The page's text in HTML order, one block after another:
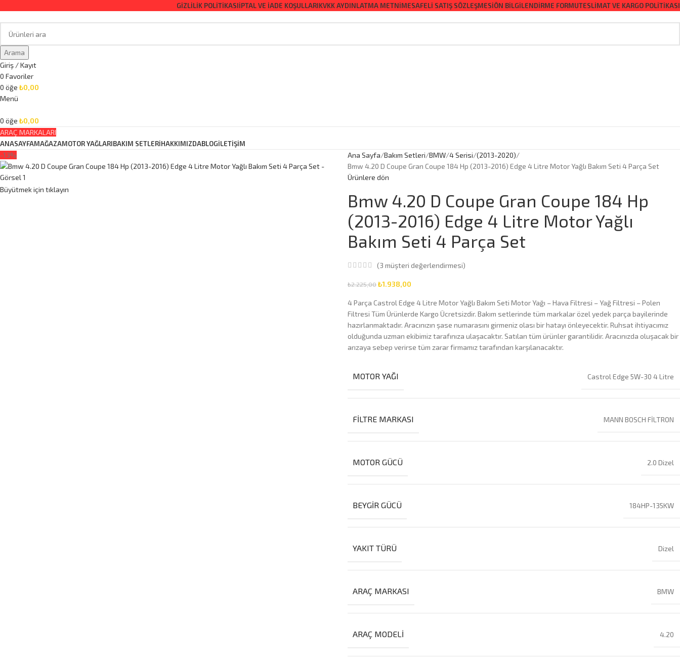
GIZLILIK POLITIKASIİPTAL VE İADE KOŞULLARIKVKK AYDINLATMA METNIMESAFELI SATIŞ SÖZLEŞMESIÖN BILGILENDIRME FORMUTESLIMAT VE KARGO POLITIKASI
Arama
Giriş / Kayıt
0 Favoriler
0 öğe ₺0,00
Menü
0 öğe ₺0,00
ARAÇ MARKALARI
ANASAYFAMAĞAZAMOTOR YAĞLARIBAKIM SETLERİHAKKIMIZDABLOGİLETİŞİM
-13%
Büyütmek için tıklayın
Ana Sayfa Bakım Setleri BMW 4 Serisi (2013-2020)
Bmw 4.20 D Coupe Gran Coupe 184 Hp (2013-2016) Edge 4 Litre Motor Yağlı Bakım Seti 4 Parça Set
Ürünlere dön
Bmw 4.20 D Coupe Gran Coupe 184 Hp
(2013-2016) Edge 4 Litre Motor Yağlı
Bakım Seti 4 Parça Set
(3 müşteri değerlendirmesi)
₺2.225,00₺1.938,00
4 Parça Castrol Edge 4 Litre Motor Yağlı Bakım Seti Motor Yağı – Hava Filtresi – Yağ Filtresi – Polen
Filtresi Tüm Ürünlerde Kargo Ücretsizdir. Bakım setlerinde tüm markalar özel yedek parça bayilerinde
hazırlanmaktadır. Aracınızın şase numarasını girmeniz olası bir hatayı önleyecektir. Ruhsat ihtiyacımız
olduğunda uzman ekibimiz tarafınıza ulaşacaktır. Satılan tüm ürünler garantilidir. Aracınızda oluşacak bir
arızaya sebep verirse tüm zarar firmamız tarafından karşılanacaktır.
MOTOR YAĞI Castrol Edge 5W-30 4 Litre
FILTRE MARKASI MANN BOSCH FİLTRON
MOTOR GÜCÜ 2.0 Dizel
BEYGIR GÜCÜ 184HP-135KW
YAKIT TÜRÜ Dizel
ARAÇ MARKASI BMW
ARAÇ MODELI 4.20